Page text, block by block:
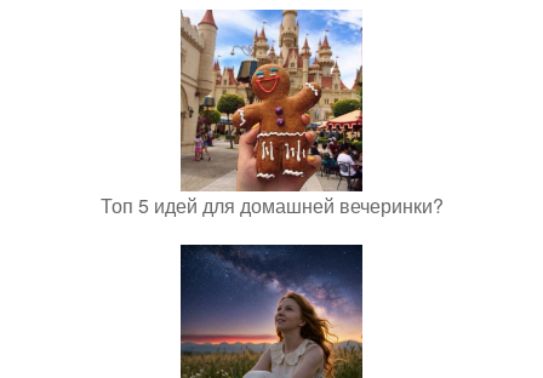
Топ 5 идей для домашней вечеринки?